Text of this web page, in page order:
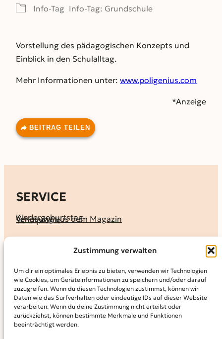
Zustimmung verwalten
Um dir ein optimales Erlebnis zu bieten, verwenden wir Technologien
wie Cookies, um Geräteinformationen zu speichern und/oder darauf
zuzugreifen. Wenn du diesen Technologien zustimmst, können wir
Daten wie das Surfverhalten oder eindeutige IDs auf dieser Website
verarbeiten. Wenn du deine Zustimmung nicht erteilst oder
zurückziehst, können bestimmte Merkmale und Funktionen
beeinträchtigt werden.
Info-Tag Info-Tag: Grundschule
Vorstellung des pädagogischen Konzepts und
Einblick in den Schulalltag.
Mehr Informationen unter: www.poligenius.com
*Anzeige
BEITRAG TEILEN
SERVICE
Kindergeburtstag
Verlosung aus dem Magazin
Schulprofile
KALENDER
MAGAZIN
KidS-Ausgaben online lesen
Abonnement
Archiv
INFO